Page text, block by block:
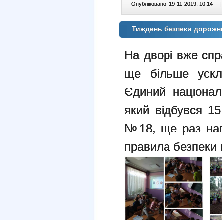
Опубліковано: 19-11-2019, 10:14 |
Тиждень безпеки
На дворі вже
ще більше
Єдиний
який відбувся
№18, ще раз
правила безпеки